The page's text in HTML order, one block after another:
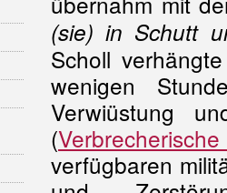
(sie) in Schutt
Scholl
wenigen
Verwiüstung
(
verfügbaren